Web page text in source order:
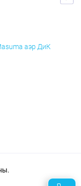
аэр ДиК